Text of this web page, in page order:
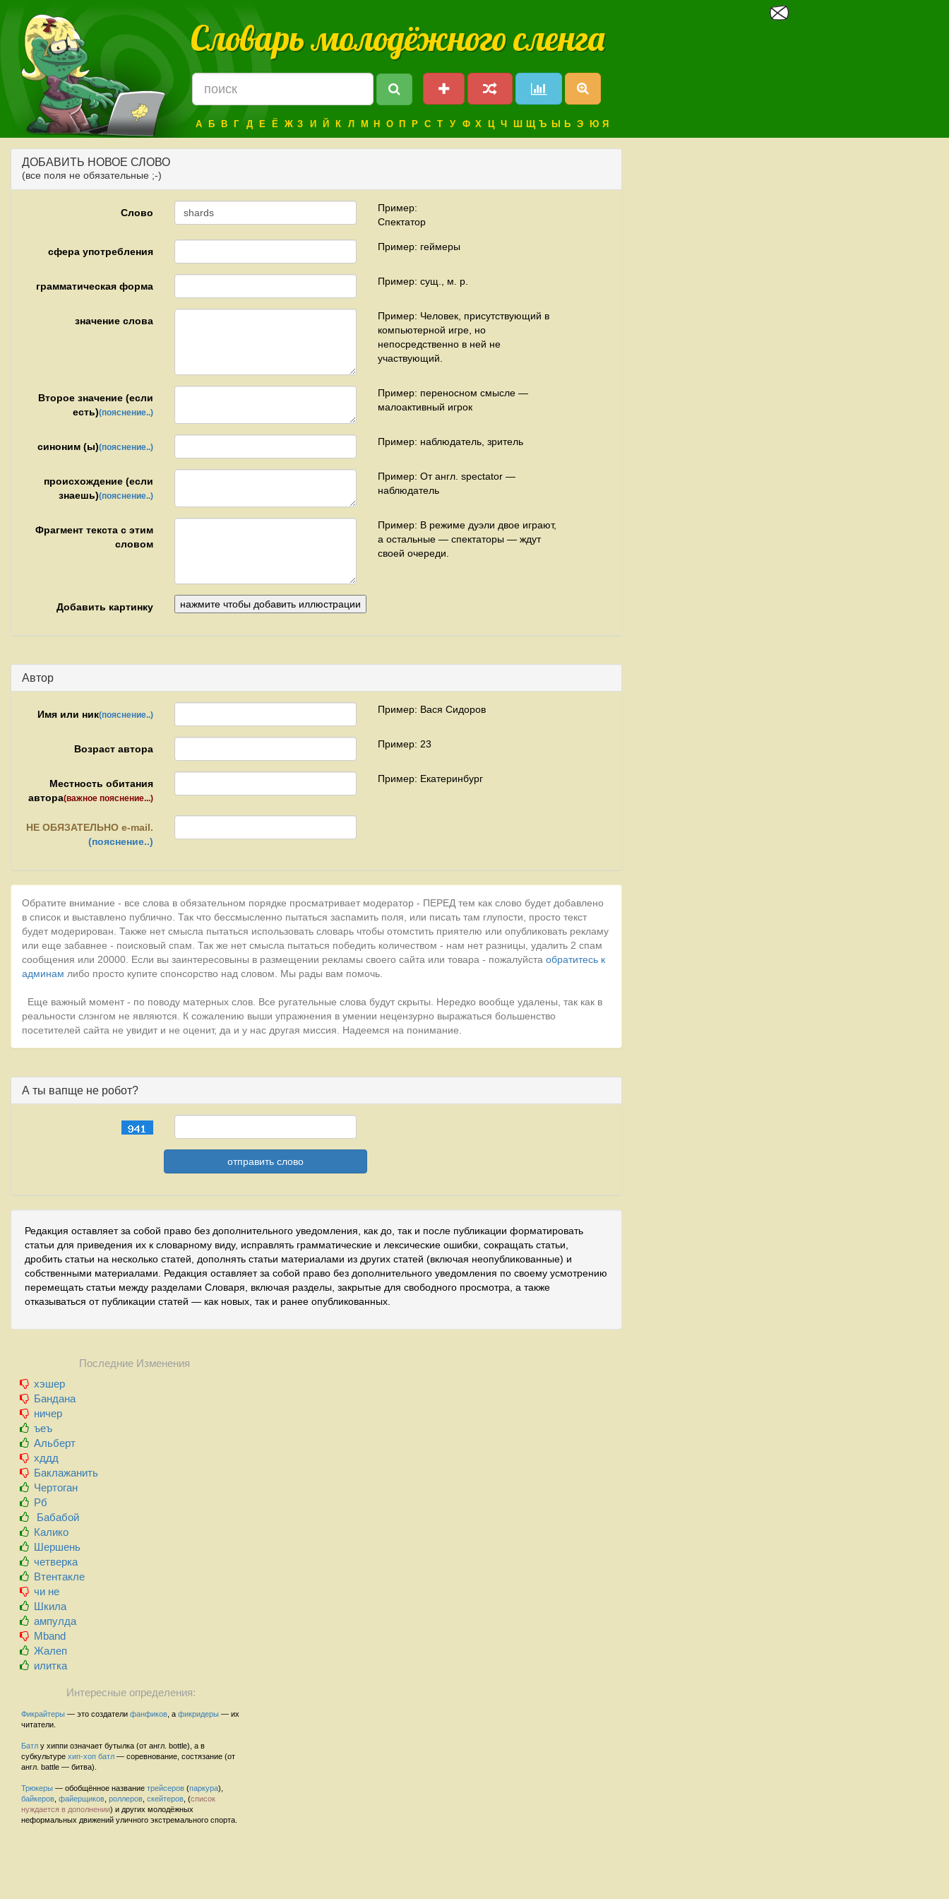
Словарь молодёжного сленга
А Б В Г Д Е Ё Ж З И Й К Л М Н О П Р С Т У Ф Х Ц Ч Ш Щ Ъ Ы Ь Э Ю Я
ДОБАВИТЬ НОВОЕ СЛОВО
(все поля не обязательные ;-)
Слово
Пример:
Спектатор
сфера употребления Пример: геймеры
грамматическая форма Пример: сущ., м. р.
значение слова
Пример: Человек, присутствующий в
компьютерной игре, но
непосредственно в ней не
участвующий.
Второе значение (если
есть)(пояснение..)
Пример: переносном смысле —
малоактивный игрок
синоним (ы)(пояснение..) Пример: наблюдатель, зритель
происхождение (если
знаешь)(пояснение..)
Пример: От англ. spectator —
наблюдатель
Фрагмент текста с этим
словом
Пример: В режиме дуэли двое играют,
а остальные — спектаторы — ждут
своей очереди.
Добавить картинку
Автор
Имя или ник(пояснение..) Пример: Вася Сидоров
Возраст автора Пример: 23
Местность обитания
автора(важное пояснение...)
Пример: Екатеринбург
НЕ ОБЯЗАТЕЛЬНО e-mail.
(пояснение..)
Обратите внимание - все слова в обязательном порядке просматривает модератор - ПЕРЕД тем как слово будет добавлено
в список и выставлено публично. Так что бессмысленно пытаться заспамить поля, или писать там глупости, просто текст
будет модерирован. Также нет смысла пытаться использовать словарь чтобы отомстить приятелю или опубликовать рекламу
или еще забавнее - поисковый спам. Так же нет смысла пытаться победить количеством - нам нет разницы, удалить 2 спам
сообщения или 20000. Если вы заинтересовыны в размещении рекламы своего сайта или товара - пожалуйста обратитесь к
админам либо просто купите спонсорство над словом. Мы рады вам помочь.
Еще важный момент - по поводу матерных слов. Все ругательные слова будут скрыты. Нередко вообще удалены, так как в
реальности слэнгом не являются. К сожалению выши упражнения в умении нецензурно выражаться большенство
посетителей сайта не увидит и не оценит, да и у нас другая миссия. Надеемся на понимание.
А ты вапще не робот?
Редакция оставляет за собой право без дополнительного уведомления, как до, так и после публикации форматировать
статьи для приведения их к словарному виду, исправлять грамматические и лексические ошибки, сокращать статьи,
дробить статьи на несколько статей, дополнять статьи материалами из других статей (включая неопубликованные) и
собственными материалами. Редакция оставляет за собой право без дополнительного уведомления по своему усмотрению
перемещать статьи между разделами Словаря, включая разделы, закрытые для свободного просмотра, а также
отказываться от публикации статей — как новых, так и ранее опубликованных.
Последние Изменения
хэшер
Бандана
ничер
ъеъ
Альберт
хддд
Баклажанить
Чертоган
Рб
Бабабой
Калико
Шершень
четверка
Втентакле
чи не
Шкила
ампулда
Mband
Жалеп
илитка
Интересные определения:
Фикрайтеры — это создатели фанфиков , а фикридеры — их
читатели.
Батл у хиппи означает бутылка (от англ. bottle), а в
субкультуре хип-хоп батл — соревнование, состязание (от
англ. battle — битва).
Трюкеры — обобщённое название трейсеров (паркура),
байкеров файерщиков роллеров скейтеров , (список
нуждается в дополнении) и других молодёжных
неформальных движений уличного экстремального спорта.